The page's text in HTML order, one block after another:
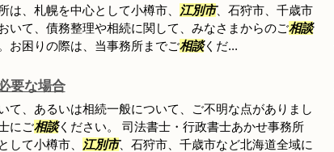
は、札幌を中心として小樽市、
江別市、石狩市、千歳市
いて、債務整理や相続に関して、みなさまからのご相談
お困りの際は、当事務所までご相談くだ...
要な場合
て、あるいは相続一般について、ご不明な点がありまし
にご相談ください。 司法書士・行政書士あかせ事務所
して小樽市、
江別市、石狩市、千歳市など北海道全域に